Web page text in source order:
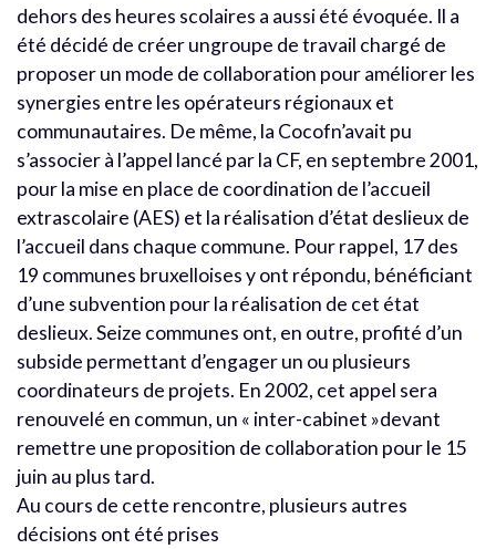
dehors des heures scolaires a aussi été évoquée. Il a
été décidé de créer ungroupe de travail chargé de
proposer un mode de collaboration pour améliorer les
synergies entre les opérateurs régionaux et
communautaires. De même, la Cocofn’avait pu
s’associer à l’appel lancé par la CF, en septembre 2001,
pour la mise en place de coordination de l’accueil
extrascolaire (AES) et la réalisation d’état deslieux de
l’accueil dans chaque commune. Pour rappel, 17 des
19 communes bruxelloises y ont répondu, bénéficiant
d’une subvention pour la réalisation de cet état
deslieux. Seize communes ont, en outre, profité d’un
subside permettant d’engager un ou plusieurs
coordinateurs de projets. En 2002, cet appel sera
renouvelé en commun, un « inter-cabinet »devant
remettre une proposition de collaboration pour le 15
juin au plus tard.
Au cours de cette rencontre, plusieurs autres
décisions ont été prises